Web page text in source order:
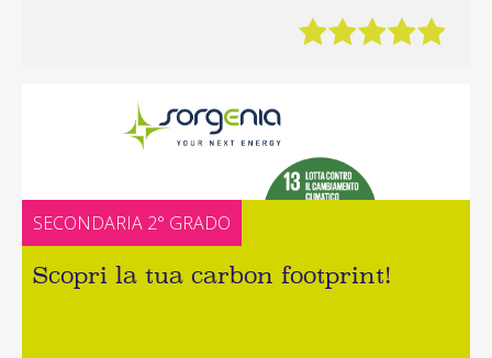
SECONDARIA 2° GRADO
Scopri la tua carbon footprint!